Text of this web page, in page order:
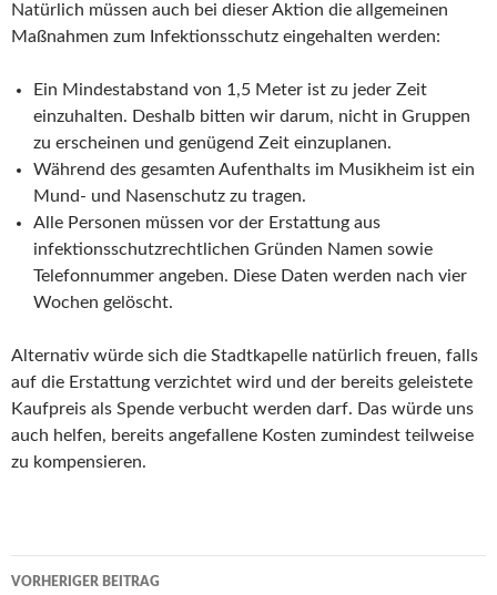
Natürlich müssen auch bei dieser Aktion die allgemeinen
Maßnahmen zum Infektionsschutz eingehalten werden:
Ein Mindestabstand von 1,5 Meter ist zu jeder Zeit
einzuhalten. Deshalb bitten wir darum, nicht in Gruppen
zu erscheinen und genügend Zeit einzuplanen.
Während des gesamten Aufenthalts im Musikheim ist ein
Mund- und Nasenschutz zu tragen.
Alle Personen müssen vor der Erstattung aus
infektionsschutzrechtlichen Gründen Namen sowie
Telefonnummer angeben. Diese Daten werden nach vier
Wochen gelöscht.
Alternativ würde sich die Stadtkapelle natürlich freuen, falls
auf die Erstattung verzichtet wird und der bereits geleistete
Kaufpreis als Spende verbucht werden darf. Das würde uns
auch helfen, bereits angefallene Kosten zumindest teilweise
zu kompensieren.
Beitragsnavigation
VORHERIGER BEITRAG